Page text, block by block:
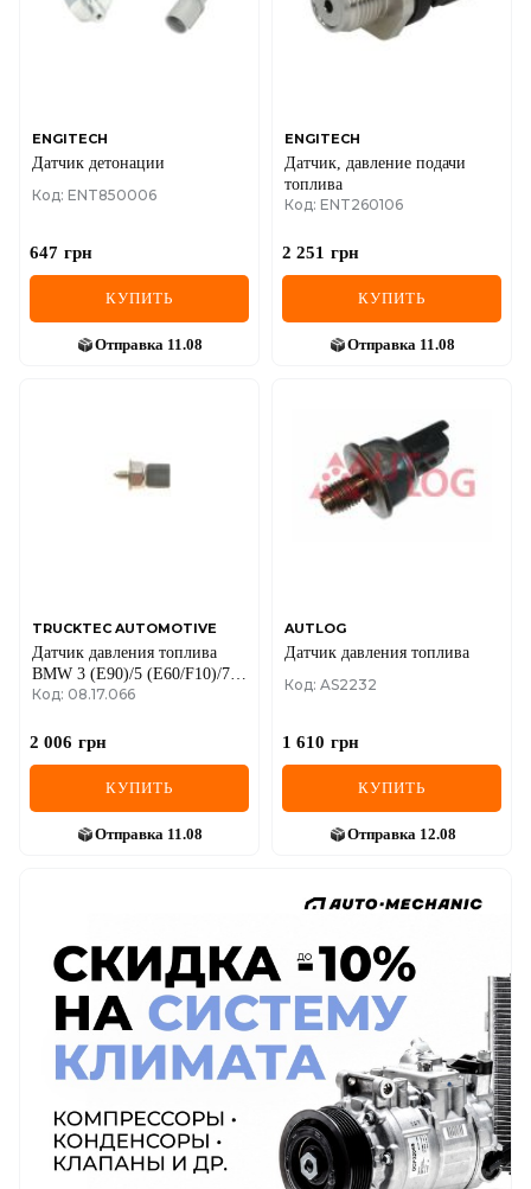
ENGITECH
Датчик детонации
Код: ENT850006
647 грн
КУПИТЬ
Отправка 11.08
ENGITECH
Датчик, давление подачи
топлива
Код: ENT260106
2 251 грн
КУПИТЬ
Отправка 11.08
TRUCKTEC AUTOMOTIVE
Датчик давления топлива
BMW 3 (E90)/5 (E60/F10)/7
(F01-F04) 06-16
Код: 08.17.066
2 006 грн
КУПИТЬ
Отправка 11.08
AUTLOG
Датчик давления топлива
Код: AS2232
1 610 грн
КУПИТЬ
Отправка 12.08